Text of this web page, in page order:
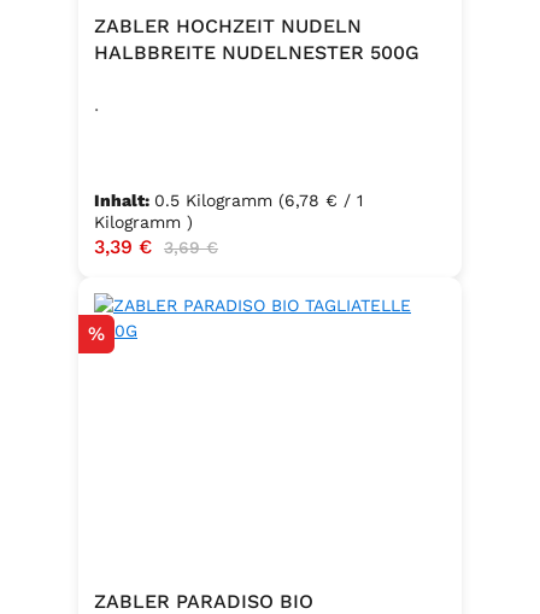
ZABLER HOCHZEIT NUDELN
HALBBREITE NUDELNESTER 500G
.
Inhalt: 0.5 Kilogramm (6,78 € / 1
Kilogramm )
Verkaufspreis:
3,39 € Regulärer Preis:
3,69 €
Rabatt
%
ZABLER PARADISO BIO